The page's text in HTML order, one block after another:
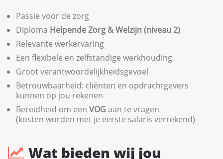
Passie voor de zorg
Diploma Helpende Zorg & Welzijn (niveau 2)
Relevante werkervaring
Een flexibele en zelfstandige werkhouding
Groot verantwoordelijkheidsgevoel
Betrouwbaarheid: cliënten en opdrachtgevers
kunnen op jou rekenen
Bereidheid om een VOG aan te vragen
(kosten worden met je eerste salaris verrekend)
Wat bieden wij jou